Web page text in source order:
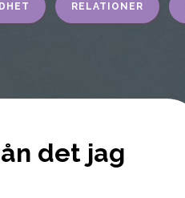
RELATIONER
det jag